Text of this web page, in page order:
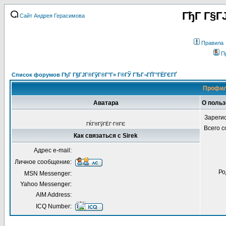
Сайт Андрея Герасимова ГђГ
Правила
Список форумов ГђГ Г§ГЈГ®ГўГ®Г°Г» Г®ГЎ ГЂГ¬ГҐГ°ГЁГЄГҐ
Аватара О
ГЌГ®ГўГЁГ·Г®ГЄ
Всего
Как связаться с Sirek
Адрес e-mail:
Личное сообщение:
MSN Messenger:
Yahoo Messenger:
AIM Address:
ICQ Number: